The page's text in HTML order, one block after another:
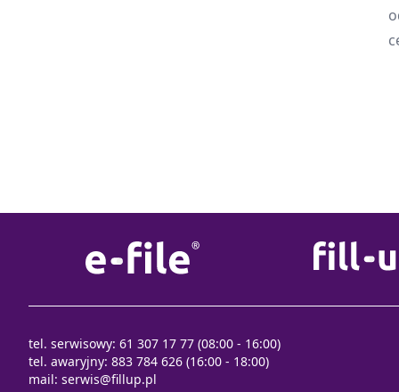
tel. serwisowy: 61 307 17 77 (08:00 - 16:00)
tel. awaryjny: 883 784 626 (16:00 - 18:00)
mail: serwis@fillup.pl